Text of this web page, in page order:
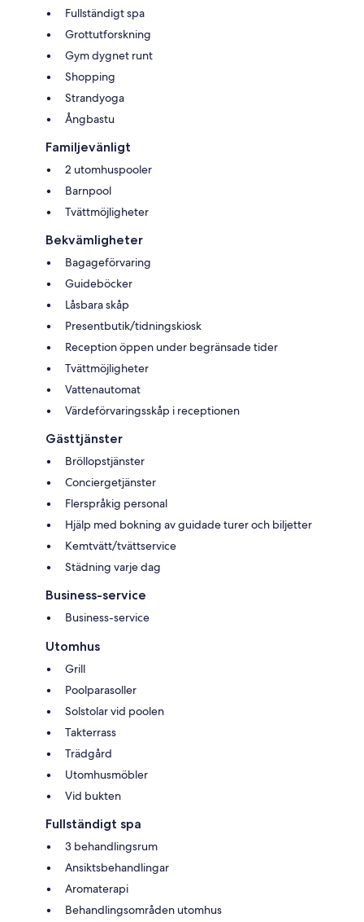
Fullständigt spa
Grottutforskning
Gym dygnet runt
Shopping
Strandyoga
Ångbastu
Familjevänligt
2 utomhuspooler
Barnpool
Tvättmöjligheter
Bekvämligheter
Bagageförvaring
Guideböcker
Låsbara skåp
Presentbutik/tidningskiosk
Reception öppen under begränsade tider
Tvättmöjligheter
Vattenautomat
Värdeförvaringsskåp i receptionen
Gästtjänster
Bröllopstjänster
Conciergetjänster
Flerspråkig personal
Hjälp med bokning av guidade turer och biljetter
Kemtvätt/tvättservice
Städning varje dag
Business-service
Business-service
Utomhus
Grill
Poolparasoller
Solstolar vid poolen
Takterrass
Trädgård
Utomhusmöbler
Vid bukten
Fullständigt spa
3 behandlingsrum
Ansiktsbehandlingar
Aromaterapi
Behandlingsområden utomhus